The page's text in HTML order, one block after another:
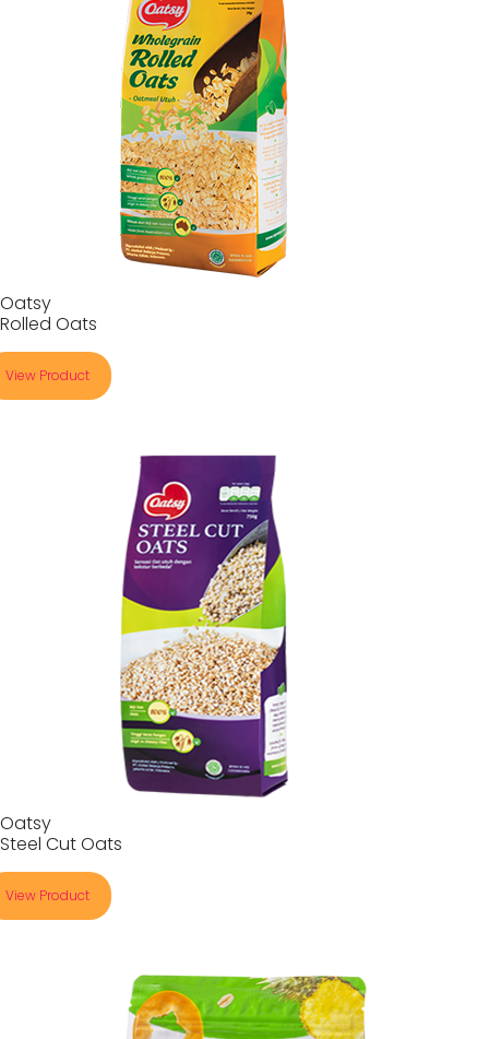
Oatsy
Rolled Oats
View Product
Oatsy
Steel Cut Oats
View Product